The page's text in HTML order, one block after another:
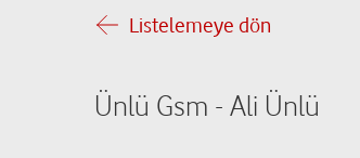
Listelemeye dön
Ünlü Gsm - Ali Ünlü